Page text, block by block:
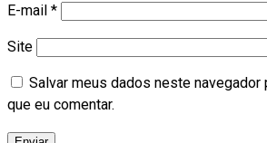
E-mail *
Site
Salvar meus dados neste navegador
que eu comentar.